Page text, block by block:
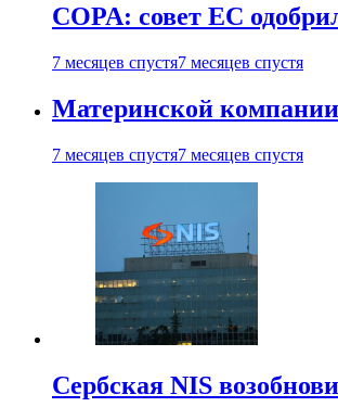
COPA: совет ЕС
7 месяцев спустя7 месяцев спустя
Материнской компании
7 месяцев спустя7 месяцев спустя
Сербская NIS